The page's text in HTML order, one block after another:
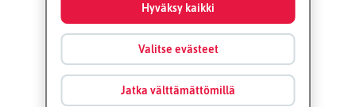
Valitse evästeet
Jatka välttämättömillä
Hyväksy kaikki